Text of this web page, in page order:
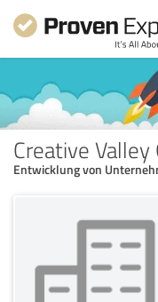
Creative Valley
Entwicklung von